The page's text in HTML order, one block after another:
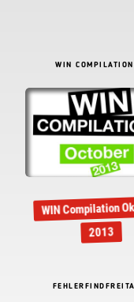
WIN
WIN Compilation
2013